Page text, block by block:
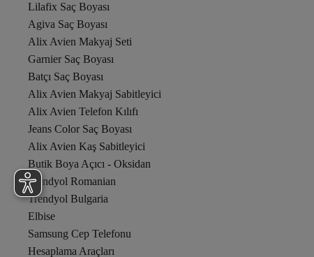
Lilafix Saç Boyası
Agiva Saç Boyası
Alix Avien Makyaj Seti
Garnier Saç Boyası
Batçı Saç Boyası
Alix Avien Makyaj Sabitleyici
Alix Avien Telefon Kılıfı
Jeans Color Saç Boyası
Alix Avien Kaş Sabitleyici
Butik Boya Açıcı - Oksidan
Trendyol Romanian
Trendyol Bulgaria
Elbise
Samsung Cep Telefonu
Hesaplama Araçları